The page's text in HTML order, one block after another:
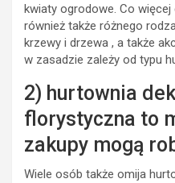
kwiaty ogrodowe. Co
również także różnego
krzewy i drzewa , a także
w zasadzie zależy od typu
2) hurtownia
florystyczna to
zakupy mogą
Wiele osób także omija